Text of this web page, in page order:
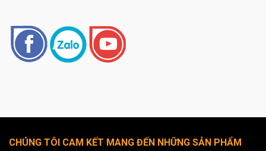
CHÚNG TÔI CAM KẾT MANG ĐẾN NHỮNG SẢN PHẨM